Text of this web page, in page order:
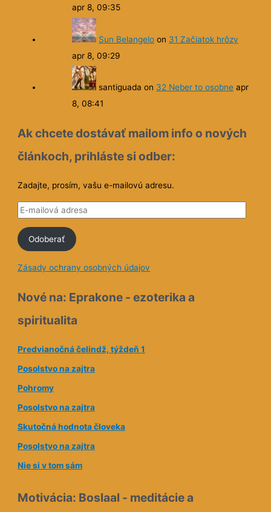
apr 8, 09:35
Sun Belangelo on 31 Začiatok hrôzy
apr 8, 09:29
santiguada on 32 Neber to osobne apr
8, 08:41
Ak chcete dostávať mailom info o nových
článkoch, prihláste si odber:
Zadajte, prosím, vašu e-mailovú adresu.
E
m
i
l
v
a
d
r
e
s
Odoberať
Zásady ochrany osobných údajov
Nové na: Eprakone - ezoterika a
spiritualita
Predvianočná čelindž, týždeň 1
Posolstvo na zajtra
Pohromy
Posolstvo na zajtra
Skutočná hodnota človeka
Posolstvo na zajtra
Nie si v tom sám
Motivácia: Boslaal - meditácie a